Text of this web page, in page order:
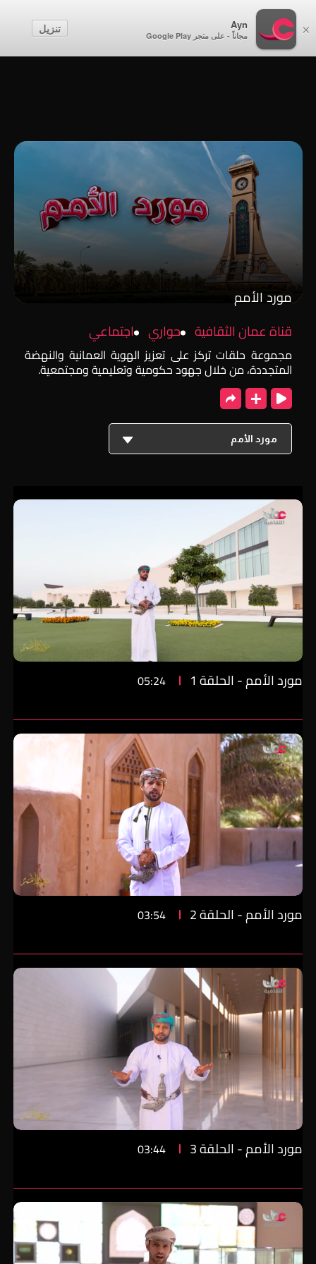
×
Ayn
مجاناً - على متجر Google Play
تنزيل
إنشاء حساب
مورد الأمم
قناة عمان الثقافية
حواري اجتماعي
مجموعة حلقات تركز على تعزيز الهوية العمانية والنهضة
المتجددة، من خلال جهود حكومية وتعليمية ومجتمعية.
مورد الأمم
مورد الأمم - الحلقة 1 05:24
مورد الأمم - الحلقة 2 03:54
مورد الأمم - الحلقة 3 03:44